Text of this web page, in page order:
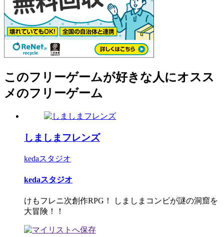
このフリーゲームが好きな人にオスス
メのフリーゲーム
しましまフレンズ
kedaスタジオ
kedaスタジオ
けもフレニ次創作RPG！ しましまコンビが謎の洞窟を
大冒険！！